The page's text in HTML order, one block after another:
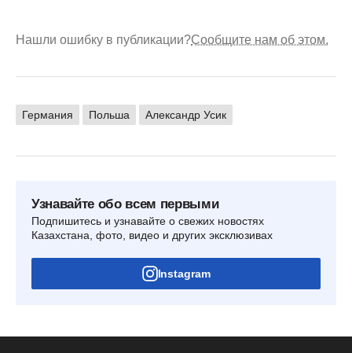
Нашли ошибку в публикации?Сообщите нам об этом.
Германия Польша Александр Усик
Узнавайте обо всем первыми
Подпишитесь и узнавайте о свежих новостях
Казахстана, фото, видео и других эксклюзивах
Instagram